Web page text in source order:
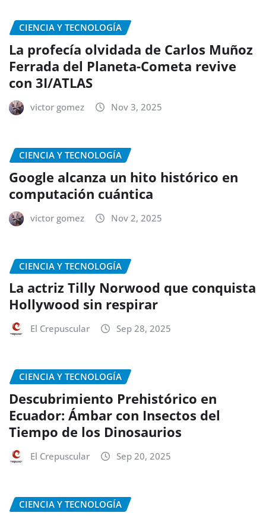
CIENCIA Y TECNOLOGÍA
La profecía olvidada de Carlos Muñoz
Ferrada del Planeta-Cometa revive
con 3I/ATLAS
victor gomez Nov 3, 2025
CIENCIA Y TECNOLOGÍA
Google alcanza un hito histórico en
computación cuántica
victor gomez Nov 2, 2025
CIENCIA Y TECNOLOGÍA
La actriz Tilly Norwood que conquista
Hollywood sin respirar
El Crepuscular Sep 28, 2025
CIENCIA Y TECNOLOGÍA
Descubrimiento Prehistórico en
Ecuador: Ámbar con Insectos del
Tiempo de los Dinosaurios
El Crepuscular Sep 20, 2025
CIENCIA Y TECNOLOGÍA